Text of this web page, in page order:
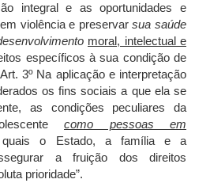
integral e as oportunidades e
violência e preservarsua saúde
moral, intelectual e
específicos à sua condição de
3º Na aplicação e interpretação
os fins sociais a que ela se
as condições peculiares da
como pessoas em
o Estado, a família e a
a fruição dos direitos
prioridade”.